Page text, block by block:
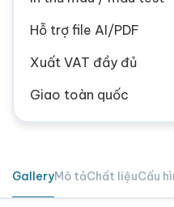
Hỗ trợ file AI/PDF
Xuất VAT đầy đủ
Giao toàn quốc
GalleryMô tảChất liệuCấu